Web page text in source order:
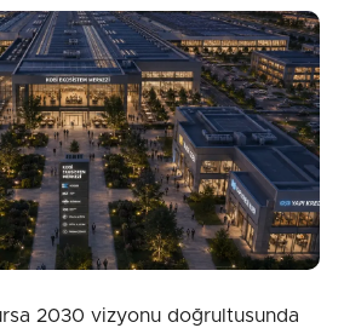
Gönder
2030 vizyonu doğrultusunda